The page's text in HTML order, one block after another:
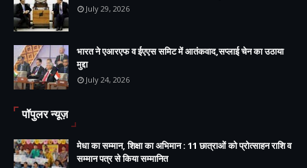
July 29, 2026
भारत ने एआरएफ व ईएएस समिट में आतंकवाद,सप्लाई चेन का उठाया
मुद्दा
July 24, 2026
पॉपुलर न्यूज़
मेधा का सम्मान, शिक्षा का अभिमान : 11 छात्राओं को प्रोत्साहन राशि व
सम्मान पत्र से किया सम्मानित